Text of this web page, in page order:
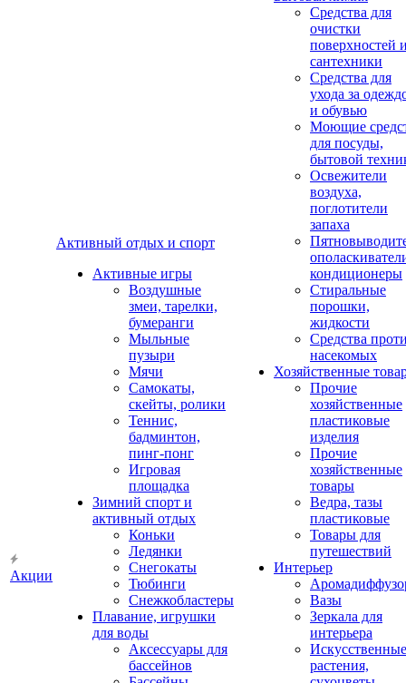
Акции
Активный отдых и спорт
Активные игры
Воздушные
змеи, тарелки,
бумеранги
Мыльные
пузыри
Мячи
Самокаты,
скейты, ролики
Теннис,
бадминтон,
пинг-понг
Игровая
площадка
Зимний спорт и
активный отдых
Коньки
Ледянки
Снегокаты
Тюбинги
Снежкобластеры
Плавание, игрушки
для воды
Аксессуары для
бассейнов
Средства для
очистки
поверхностей
сантехники
Средства для
ухода за
и обувью
Моющие
для посуды,
бытовой
Освежители
воздуха,
поглотители
запаха
кондиционеры
Стиральные
порошки,
жидкости
Средства
насекомых
Хозяйственные
Прочие
хозяйственные
пластиковые
изделия
Прочие
хозяйственные
товары
Ведра, тазы
пластиковые
Товары для
путешествий
Интерьер
Вазы
Зеркала для
интерьера
Искусственные
растения,